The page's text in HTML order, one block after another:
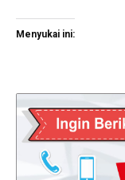
Menyukai ini: